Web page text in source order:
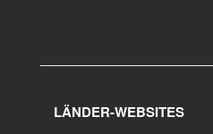
LÄNDER-WEBSITES